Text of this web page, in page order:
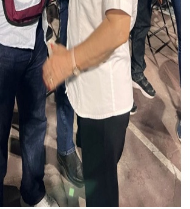
CUCosta E IMSS Nayarit Avanzan En Acuerdos Para
Videos De Presunto Convoy Armado Desatan Operativo
Playa Las Cocinas: Retiran Concesión Y Anuncian Plan De
Dr. Álvarez Zayas Dirige Plan De Salud Animal Y
Por Desaparición Forzada, Expolicías De Nayarit
“El Mayo” Zambada Es Condenado A Morir En Prisión En
Orgullo Vallartense: Zhoemí Luévanos Competirá En El
Brigada Forense Brindará Atención A Familias De
Vecinos De Vallarta 500 Exponen Queja De Vialidades A
Pelea De Extranjera Durante Función De “La Odisea” En
Joven Esgrimista De Puerto Vallarta Asegura Lugar En El
Llegan Camiones “oruga” A Puerto Vallarta Con
Coordinan Operativo Para Las Tradicionales Paseadas
Monzón Mexicano Causará Lluvias Muy Fuertes En
Acusado De Homicidio En El Tuito Permanecerá Un Año
Descartan Riesgo De Tsunami Para Puerto Vallarta Tras